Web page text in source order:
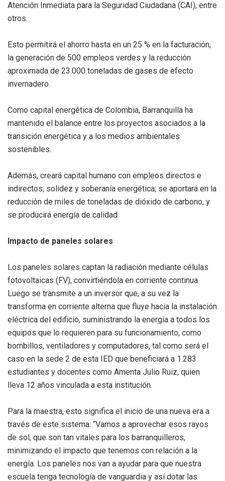
Atención Inmediata para la Seguridad Ciudadana (CAI), entre
otros.
Esto permitirá el ahorro hasta en un 25 % en la facturación,
la generación de 500 empleos verdes y la reducción
aproximada de 23.000 toneladas de gases de efecto
invernadero.
Como capital energética de Colombia, Barranquilla ha
mantenido el balance entre los proyectos asociados a la
transición energética y a los medios ambientales
sostenibles.
Además, creará capital humano con empleos directos e
indirectos, solidez y soberanía energética; se aportará en la
reducción de miles de toneladas de dióxido de carbono, y
se producirá energía de calidad
Impacto de paneles solares
Los paneles solares captan la radiación mediante células
fotovoltaicas (FV), convirtiéndola en corriente continua.
Luego se transmite a un inversor que, a su vez la
transforma en corriente alterna que fluye hacia la instalación
eléctrica del edificio, suministrando la energía a todos los
equipos que lo requieren para su funcionamiento, como
bombillos, ventiladores y computadores, tal como será el
caso en la sede 2 de esta IED que beneficiará a 1.283
estudiantes y docentes como Amenta Julio Ruiz, quien
lleva 12 años vinculada a esta institución.
Para la maestra, esto significa el inicio de una nueva era a
través de este sistema: “Vamos a aprovechar esos rayos
de sol, que son tan vitales para los barranquilleros,
minimizando el impacto que tenemos con relación a la
energía. Los paneles nos van a ayudar para que nuestra
escuela tenga tecnología de vanguardia y así dotar las